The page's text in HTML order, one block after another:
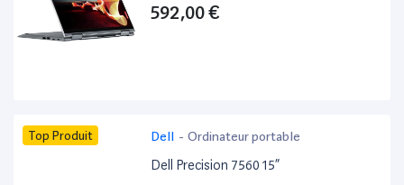
592,00 €
Top Produit Dell - Ordinateur portable
Dell Precision 7560 15”